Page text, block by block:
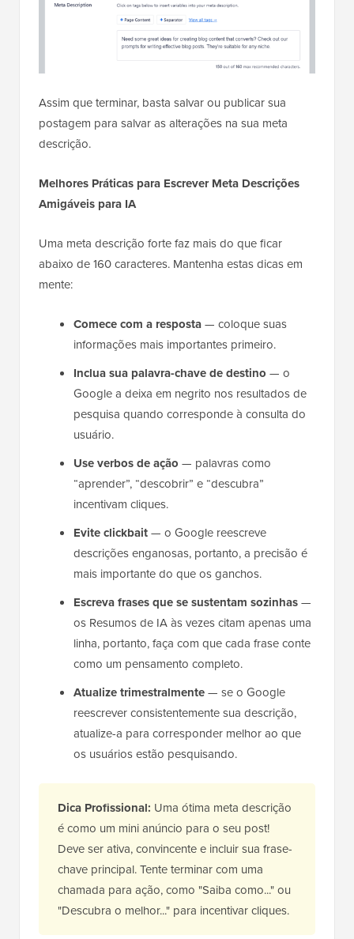
Assim que terminar, basta salvar ou publicar sua
postagem para salvar as alterações na sua meta
descrição.
Melhores Práticas para Escrever Meta Descrições
Amigáveis para IA
Uma meta descrição forte faz mais do que ficar
abaixo de 160 caracteres. Mantenha estas dicas em
mente:
Comece com a resposta— coloque suas
informações mais importantes primeiro.
Inclua sua palavra-chave de destino — o
Google a deixa em negrito nos resultados de
pesquisa quando corresponde à consulta do
usuário.
Use verbos de ação — palavras como
“aprender”, “descobrir” e “descubra”
incentivam cliques.
Evite clickbait— o Google reescreve
descrições enganosas, portanto, a precisão é
mais importante do que os ganchos.
Escreva frases que se sustentam sozinhas—
os Resumos de IA às vezes citam apenas uma
linha, portanto, faça com que cada frase conte
como um pensamento completo.
Atualize trimestralmente— se o Google
reescrever consistentemente sua descrição,
atualize-a para corresponder melhor ao que
os usuários estão pesquisando.
Dica Profissional: Uma ótima meta descrição
é como um mini anúncio para o seu post!
Deve ser ativa, convincente e incluir sua frase-
chave principal. Tente terminar com uma
chamada para ação, como "Saiba como..." ou
"Descubra o melhor..." para incentivar cliques.